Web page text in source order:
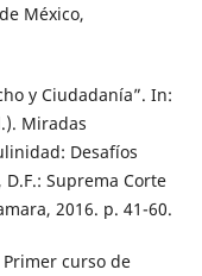
México,
y Ciudadanía”. In:
Miradas
Desafíos
Suprema Corte
2016. p. 41-60.
Primer curso de